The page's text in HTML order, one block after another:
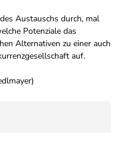
Austauschs durch, mal
Potenziale das
Alternativen zu einer auch
auf.